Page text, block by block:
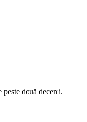
peste două decenii.